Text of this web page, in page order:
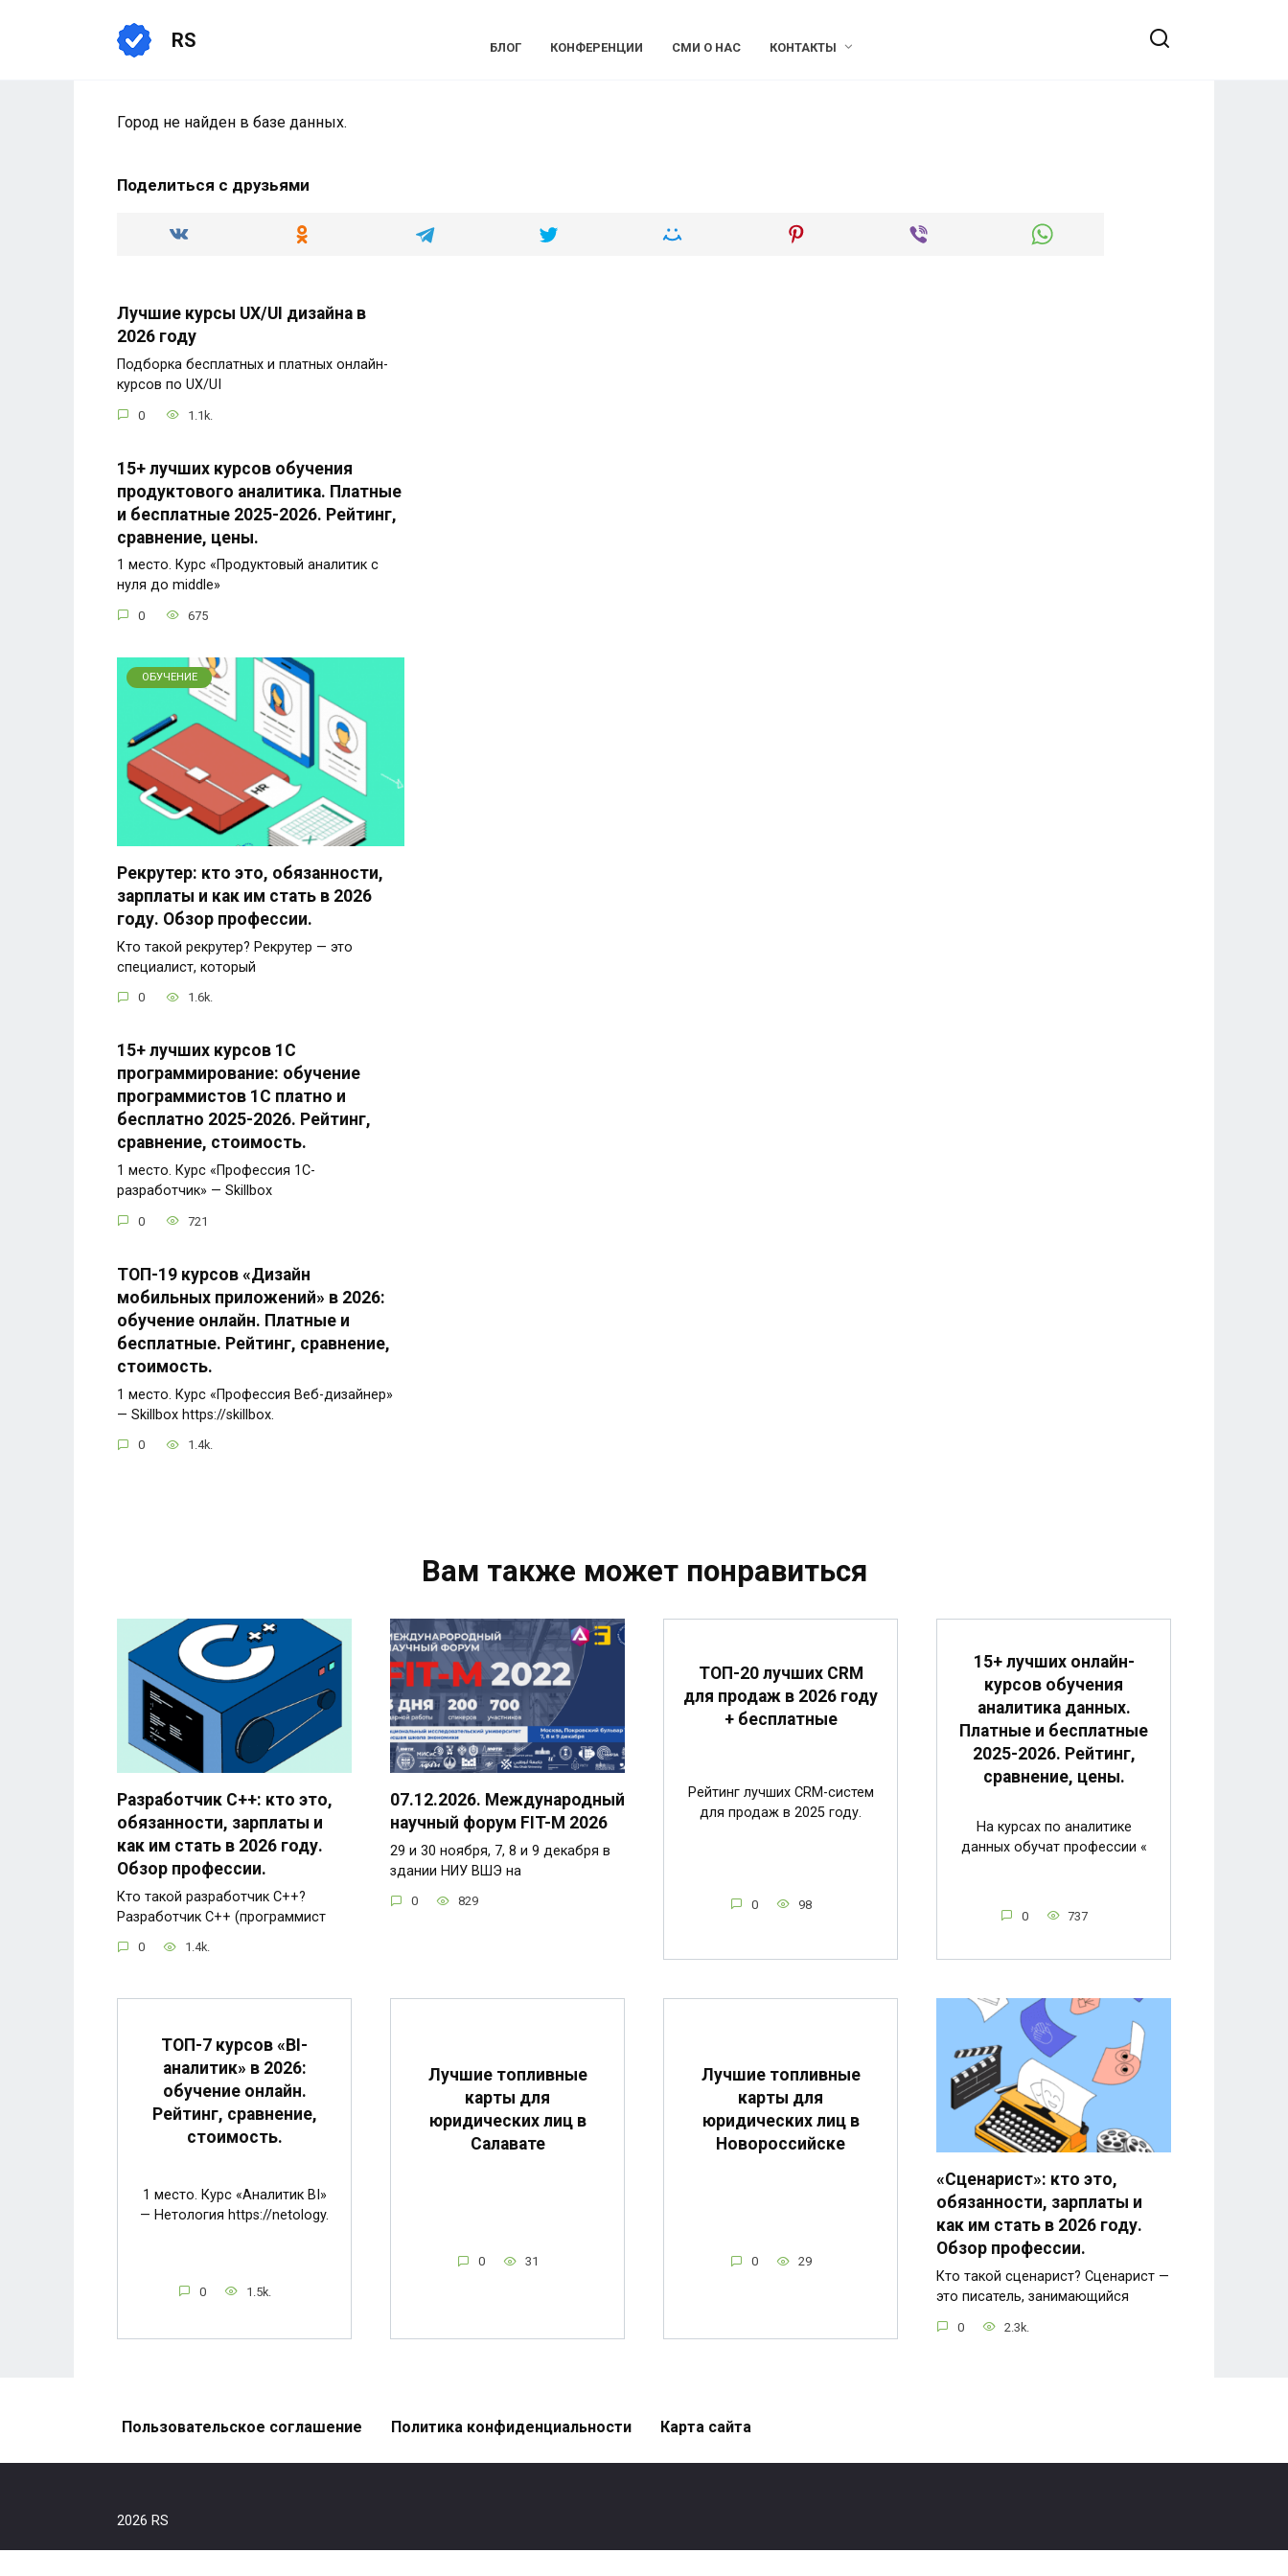
RS БЛОГ КОНФЕРЕНЦИИ СМИ О НАС КОНТАКТЫ
Город не найден в базе данных.
Поделиться с друзьями
Лучшие курсы UX/UI дизайна в
2026 году
Подборка бесплатных и платных онлайн-
курсов по UX/UI
0 1.1k.
15+ лучших курсов обучения
продуктового аналитика. Платные
и бесплатные 2025-2026. Рейтинг,
сравнение, цены.
1 место. Курс «Продуктовый аналитик с
нуля до middle»
0 675
ОБУЧЕНИЕ
Рекрутер: кто это, обязанности,
зарплаты и как им стать в 2026
году. Обзор профессии.
Кто такой рекрутер? Рекрутер — это
специалист, который
0 1.6k.
15+ лучших курсов 1С
программирование: обучение
программистов 1С платно и
бесплатно 2025-2026. Рейтинг,
сравнение, стоимость.
1 место. Курс «Профессия 1C-
разработчик» — Skillbox
0 721
ТОП-19 курсов «Дизайн
мобильных приложений» в 2026:
обучение онлайн. Платные и
бесплатные. Рейтинг, сравнение,
стоимость.
1 место. Курс «Профессия Веб-дизайнер»
— Skillbox https://skillbox.
0 1.4k.
Вам также может понравиться
Разработчик C++: кто это,
обязанности, зарплаты и
как им стать в 2026 году.
Обзор профессии.
Кто такой разработчик C++?
Разработчик C++ (программист
0 1.4k.
07.12.2026. Международный
научный форум FIT-M 2026
29 и 30 ноября, 7, 8 и 9 декабря в
здании НИУ ВШЭ на
0 829
ТОП-20 лучших CRM
для продаж в 2026 году
+ бесплатные
Рейтинг лучших CRM-систем
для продаж в 2025 году.
0 98
15+ лучших онлайн-
курсов обучения
аналитика данных.
Платные и бесплатные
2025-2026. Рейтинг,
сравнение, цены.
На курсах по аналитике
данных обучат профессии «
0 737
ТОП-7 курсов «BI-
аналитик» в 2026:
обучение онлайн.
Рейтинг, сравнение,
стоимость.
1 место. Курс «Аналитик BI»
— Нетология https://netology.
0 1.5k.
Лучшие топливные
карты для
юридических лиц в
Салавате
0 31
Лучшие топливные
карты для
юридических лиц в
Новороссийске
0 29
«Сценарист»: кто это,
обязанности, зарплаты и
как им стать в 2026 году.
Обзор профессии.
Кто такой сценарист? Сценарист —
это писатель, занимающийся
0 2.3k.
Пользовательское соглашение Политика конфиденциальности Карта сайта
2026 RS